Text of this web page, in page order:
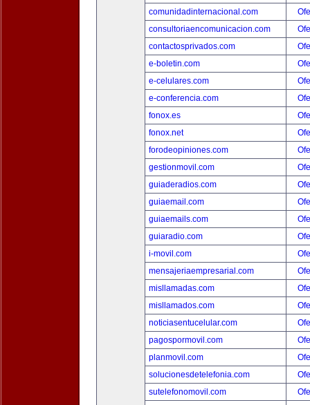
comunidadinternacional.com
consultoriaencomunicacion.com
contactosprivados.com
e-boletin.com
e-celulares.com
e-conferencia.com
fonox.es
fonox.net
forodeopiniones.com
gestionmovil.com
guiaderadios.com
guiaemail.com
guiaemails.com
guiaradio.com
i-movil.com
mensajeriaempresarial.com
misllamadas.com
misllamados.com
noticiasentucelular.com
pagospormovil.com
planmovil.com
solucionesdetelefonia.com
sutelefonomovil.com